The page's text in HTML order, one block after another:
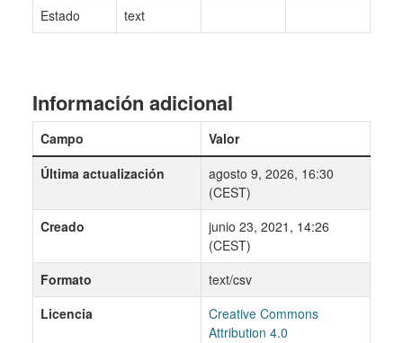
Estado text
Información adicional
Campo
Valor
Última actualización
agosto 9, 2026, 16:30
(CEST)
Creado
junio 23, 2021, 14:26
(CEST)
Formato
text/csv
Licencia
Creative Commons
Attribution 4.0